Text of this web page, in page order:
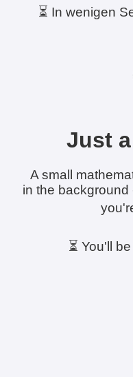
⏳ In wenigen
Just
A small
in the background
⏳ You'll